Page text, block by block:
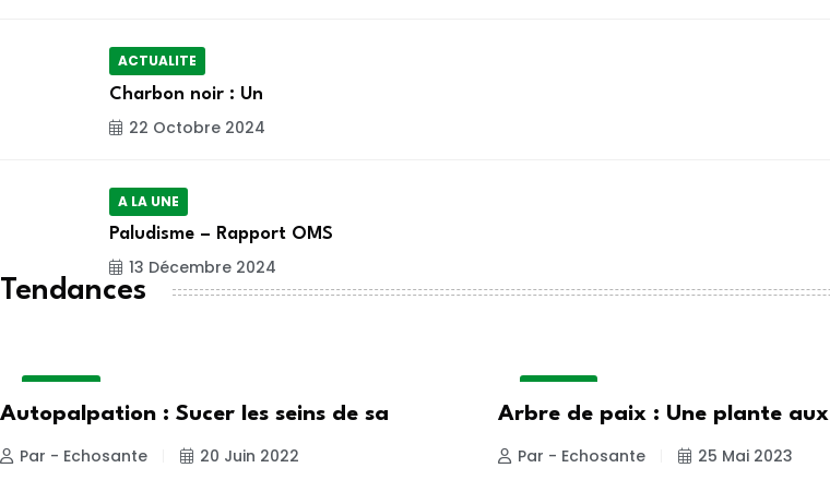
ACTUALITE
Charbon noir : Un
22 Octobre 2024
A LA UNE
Paludisme – Rapport OMS
13 Décembre 2024
Tendances
Autopalpation : Sucer les seins de sa
Par - Echosante
20 Juin 2022
Arbre de paix : Une plante aux
Par - Echosante
25 Mai 2023